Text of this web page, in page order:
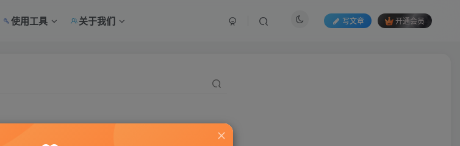
使用工具 关于我们 写文章 开通会员